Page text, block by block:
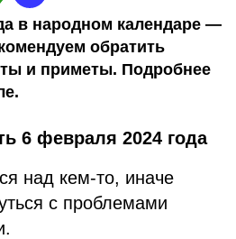
в народном календаре —
обратить
и приметы. Подробнее
6 февраля 2024 года
над кем-то, иначе
с проблемами